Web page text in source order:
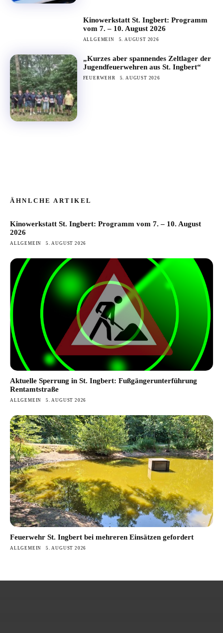
Kinowerkstatt St. Ingbert: Programm
vom 7. – 10. August 2026
ALLGEMEIN 5. AUGUST 2026
„Kurzes aber spannendes Zeltlager der
Jugendfeuerwehren aus St. Ingbert“
FEUERWEHR 5. AUGUST 2026
ÄHNLCHE ARTIKEL
Kinowerkstatt St. Ingbert: Programm vom 7. – 10. August
2026
ALLGEMEIN 5. AUGUST 2026
Aktuelle Sperrung in St. Ingbert: Fußgängerunterführung
Rentamtstraße
ALLGEMEIN 5. AUGUST 2026
Feuerwehr St. Ingbert bei mehreren Einsätzen gefordert
ALLGEMEIN 5. AUGUST 2026